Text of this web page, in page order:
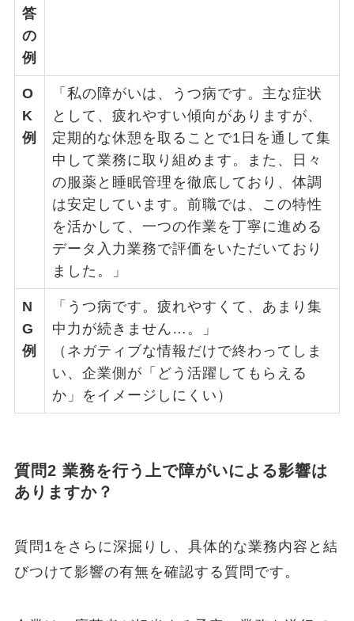
答
の
例
O
K
例
「私の障がいは、うつ病です。主な症状
として、疲れやすい傾向がありますが、
定期的な休憩を取ることで1日を通して集
中して業務に取り組めます。また、日々
の服薬と睡眠管理を徹底しており、体調
は安定しています。前職では、この特性
を活かして、一つの作業を丁寧に進める
データ入力業務で評価をいただいており
ました。」
N
G
例
「うつ病です。疲れやすくて、あまり集
中力が続きません…。」
（ネガティブな情報だけで終わってしま
い、企業側が「どう活躍してもらえる
か」をイメージしにくい）
質問2 業務を行う上で障がいによる影響は
ありますか？
質問1をさらに深掘りし、具体的な業務内容と結
びつけて影響の有無を確認する質問です。